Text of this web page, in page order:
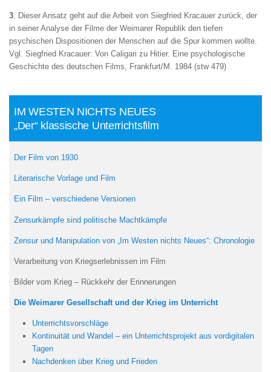
3 . Dieser Ansatz geht auf die Arbeit von Siegfried Kracauer zurück, der
in seiner Analyse der Filme der Weimarer Republik den tiefen
psychischen Dispositionen der Menschen auf die Spur kommen wollte.
Vgl. Siegfried Kracauer: Von Caligari zu Hitier. Eine psychologische
Geschichte des deutschen Films, Frankfurt/M. 1984 (stw 479)
IM WESTEN NICHTS NEUES
„Der“ klassische Unterrichtsfilm
Der Film von 1930
Literarische Vorlage und Film
Ein Film – verschiedene Versionen
Zensurkämpfe sind politische Machtkämpfe
Zensur und Manipulation von „Im Westen nichts Neues“: Chronologie
Verarbeitung von Kriegserlebnissen im Film
Bilder vom Krieg – Rückkehr der Erinnerungen
Die Weimarer Gesellschaft und der Krieg im Unterricht
Unterrichtsvorschläge
Kontinuität und Wandel – ein Unterrichtsprojekt aus vordigitalen
Tagen
Nachdenken über Krieg und Frieden